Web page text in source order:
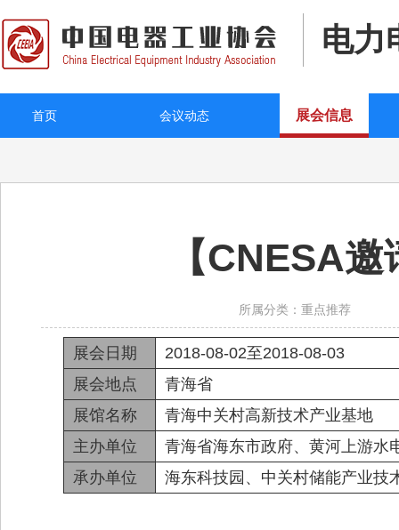
电力
首页 会议动态 展会信息
【CNESA
所属分类：重点推荐
展会日期
2018-08-02至2018-08-03
展会地点
青海省
展馆名称
青海中关村高新技术产业基地
主办单位
青海省海东市政府、黄河上游水
承办单位
海东科技园、中关村储能产业技